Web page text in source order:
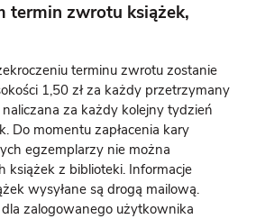
termin zwrotu książek,
terminu zwrotu zostanie
1,50 zł za każdy przetrzymany
za każdy kolejny tydzień
Do momentu zapłacenia kary
egzemplarzy nie można
książek z biblioteki. Informacje
wysyłane są drogą mailową.
zalogowanego użytkownika